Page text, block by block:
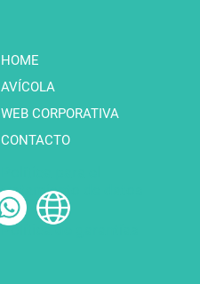
HOME
AVÍCOLA
WEB CORPORATIVA
CONTACTO
tratamiento de datos
Política de garantías